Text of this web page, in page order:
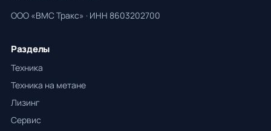
ООО «ВМС Тракс» · ИНН 8603202700
Разделы
Техника
Техника на метане
Лизинг
Сервис